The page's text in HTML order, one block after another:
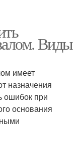
Виды
имеет
назначения
ошибок при
основания